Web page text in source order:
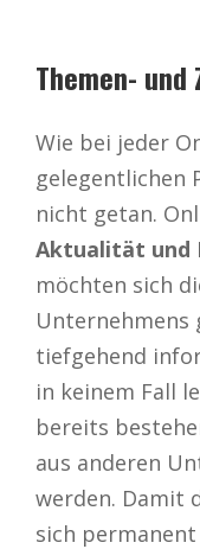
Themen-
Wie bei jeder
gelegentlichen
nicht getan.
Aktualität und
möchten sich
Unternehmens
tiefgehend
in keinem Fall
bereits
aus anderen
werden. Damit
sich